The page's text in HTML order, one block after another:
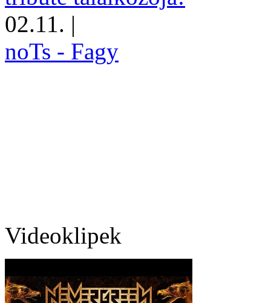
02.11. |
noTs - Fagy
Videoklipek